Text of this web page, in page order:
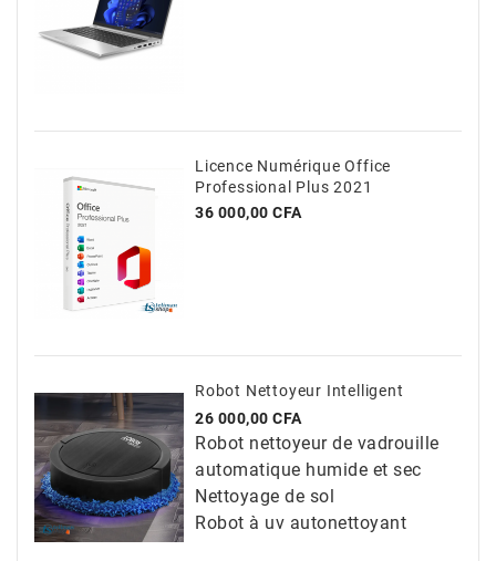
Licence Numérique Office
Professional Plus 2021
Prix
36 000,00 CFA
Robot Nettoyeur Intelligent
Prix
26 000,00 CFA
Robot nettoyeur de vadrouille
automatique humide et sec
Nettoyage de sol
Robot à uv autonettoyant